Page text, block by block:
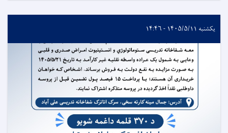
یکشنبه ۱۴۰۵/۵/۱۱ - ۱۴:۴۶